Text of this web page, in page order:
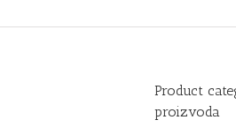
Product
proizvoda